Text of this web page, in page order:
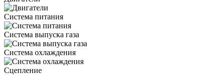
Система питания
Система выпуска газа
Система охлаждения
Сцепление